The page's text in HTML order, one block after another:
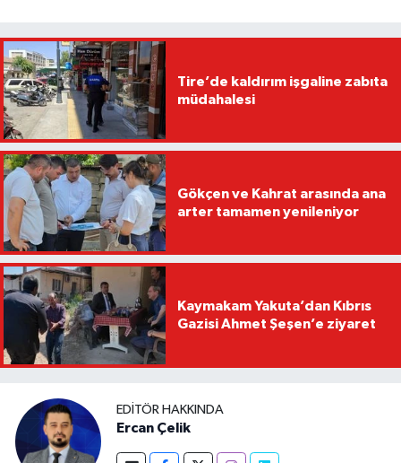
Tire’de kaldırım işgaline zabıta
müdahalesi
Gökçen ve Kahrat arasında ana
arter tamamen yenileniyor
Kaymakam Yakuta’dan Kıbrıs
Gazisi Ahmet Şeşen’e ziyaret
EDITÖR HAKKINDA
Ercan Çelik